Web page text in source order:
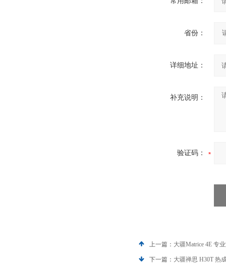
省份：
详细地址：
补充说明：
验证码：
上一篇： 大疆Matrice 4E 专
下一篇： 大疆禅思 H30T 热